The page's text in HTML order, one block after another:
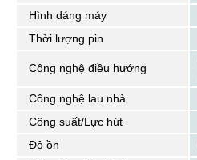
Hình dáng máy
Thời lượng pin
Công nghệ điều hướng
Công nghệ lau nhà
Công suất/Lực hút
Độ ồn